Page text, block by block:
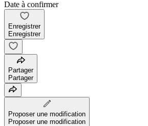
Date à confirmer
Enregistrer
Enregistrer
Partager
Partager
Proposer une modification
Proposer une modification